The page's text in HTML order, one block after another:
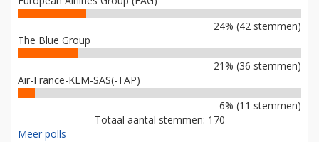
24% (42 stemmen)
The Blue Group
21% (36 stemmen)
Air-France-KLM-SAS(-TAP)
6% (11 stemmen)
Totaal aantal stemmen: 170
Meer polls